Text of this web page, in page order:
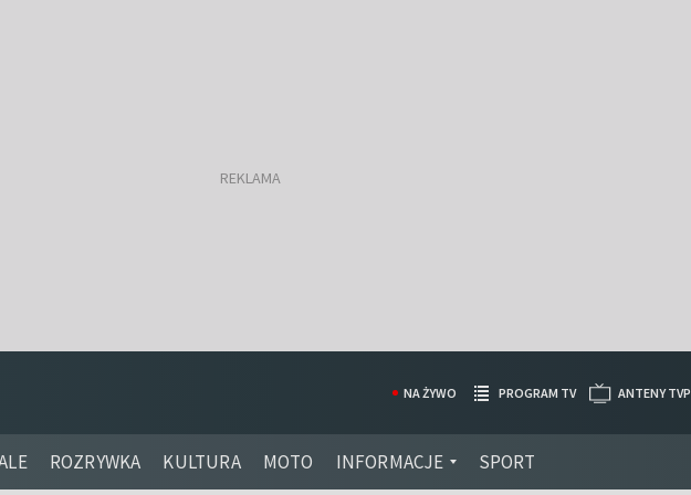
ROZRYWKA KULTURA MOTO INFORMACJE SPORT
NA ŻYWO PROGRAM TV ANTENY TVP